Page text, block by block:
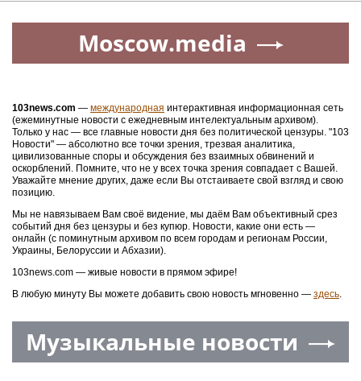
Moscow.media
103news.com — международная интерактивная информационная сеть
(ежеминутные новости с ежедневным интелектуальным архивом).
Только у нас — все главные новости дня без политической цензуры. "103
Новости" — абсолютно все точки зрения, трезвая аналитика,
цивилизованные споры и обсуждения без взаимных обвинений и
оскорблений. Помните, что не у всех точка зрения совпадает с Вашей.
Уважайте мнение других, даже если Вы отстаиваете свой взгляд и свою
позицию.
Мы не навязываем Вам своё видение, мы даём Вам объективный срез
событий дня без цензуры и без купюр. Новости, какие они есть —
онлайн (с поминутным архивом по всем городам и регионам России,
Украины, Белоруссии и Абхазии).
103news.com — живые новости в прямом эфире!
В любую минуту Вы можете добавить свою новость мгновенно — здесь.
Музыкальные новости